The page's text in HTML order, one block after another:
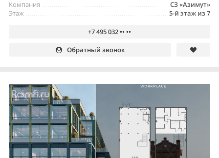
СЗ «Азимут»
Компания
5-й этаж из 7
Этаж
+7 495 032 •• ••
Обратный звонок